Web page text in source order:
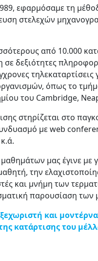
εφαρμόσαμε τη
στελεχών
από 10.000
δεξιότητες
τηλεκαταρτίσεις
όπως το
του Cambridge,
στηρίζεται στο
με web
μας έγινε με
την
και μνήμη των
παρουσίαση των
και
κατάρτισης του